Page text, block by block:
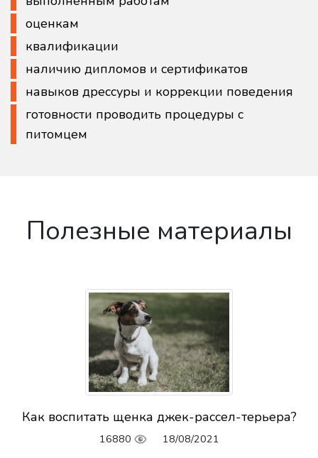
оценкам
квалификации
наличию дипломов и сертификатов
навыков дрессуры и коррекции поведения
готовности проводить процедуры с
питомцем
Полезные материалы
Как воспитать щенка джек-рассел-терьера?
16880 18/08/2021